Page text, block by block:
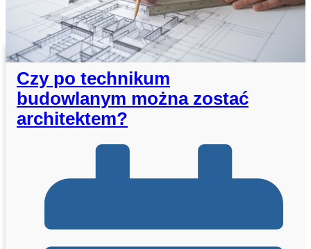
Czy po technikum
budowlanym można zostać
architektem?